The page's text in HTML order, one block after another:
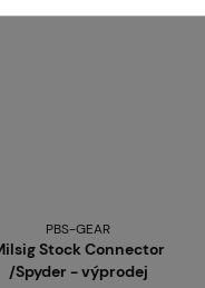
PBS-GEAR
Stock Connector
/Spyder - výprodej